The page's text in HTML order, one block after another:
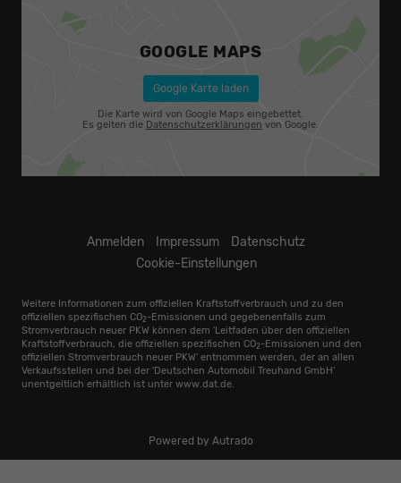
GOOGLE MAPS
Google Karte laden
Die Karte wird von Google Maps eingebettet.
Es gelten die Datenschutzerklärungen von Google.
Anmelden Impressum
Datenschutz
Cookie-Einstellungen
Weitere Informationen zum offiziellen Kraftstoffverbrauch und zu den
offiziellen spezifischen CO2 -Emissionen und gegebenenfalls zum
Stromverbrauch neuer PKW können dem 'Leitfaden über den offiziellen
Kraftstoffverbrauch, die offiziellen spezifischen CO2 -Emissionen und den
offiziellen Stromverbrauch neuer PKW' entnommen werden, der an allen
Verkaufsstellen und bei der 'Deutschen Automobil Treuhand GmbH'
unentgeltlich erhältlich ist unter www.dat.de.
Powered by Autrado